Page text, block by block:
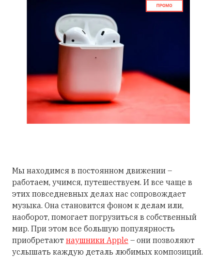
Мы находимся в постоянном движении –
работаем, учимся, путешествуем. И все чаще в
этих повседневных делах нас сопровождает
музыка. Она становится фоном к делам или,
наоборот, помогает погрузиться в собственный
мир. При этом все большую популярность
приобретают наушники Apple – они позволяют
услышать каждую деталь любимых композиций.